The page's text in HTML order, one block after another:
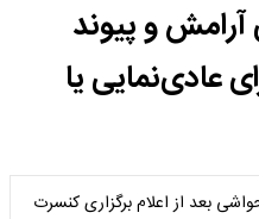
و پیوند
عادی‌نمایی یا
بعد از اعلام برگزاری کنسرت